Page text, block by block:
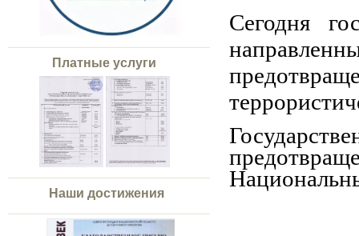
Платные услуги
Наши достижения
Сегодня